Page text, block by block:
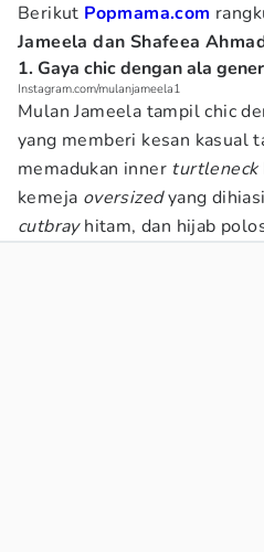
Berikut Popmama.com
Jameela dan Shafeea
1. Gaya chic dengan ala
Instagram.com/mulanjameela1
Mulan Jameela tampil chic
yang memberi kesan kasual
memadukan inner turtleneck
kemeja oversizedyang
cutbrayhitam, dan hijab